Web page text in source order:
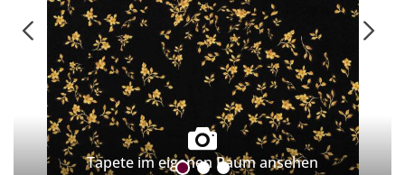
Tapete im eigenen Raum ansehen